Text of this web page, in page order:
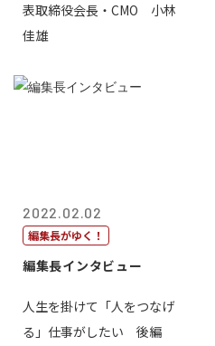
表取締役会長・CMO 小林
佳雄
2022.02.02
編集長がゆく！
編集長インタビュー
人生を掛けて「人をつなげ
る」仕事がしたい 後編